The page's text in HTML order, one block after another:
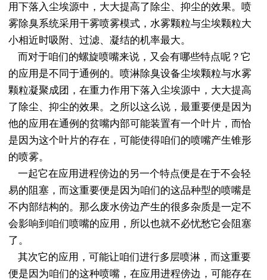
用下落入尘埃源中，大大提高了除尘、抑尘的效果。喷
雾除臭系统采用干雾喷雾模式，水雾颗粒与尘埃颗粒大
小相近时吸附、过滤、凝结的机率最大。
而对于咱们的螺旋喷嘴来说，又会有哪些特点呢？它
的应用是不同于通例的。喷淋除臭设备尘埃颗粒与水雾
颗粒凝聚成团，在重力作用下落入尘埃源中，大大提高
了除尘、抑尘的效果。之所以这么说，最重要便是因为
他的应用在通例的贫嘴内部可能装置有一个叶片，而恰
是因为这个叶片的存在，可能使得咱们的喷嘴产生锥形
的喷雾。
一起它在应用进程傍边的另一个特点便是在于不会轻
易的阻塞，而这重要便是因为咱们的这品种型的喷嘴是
不内部结构的。那么废水傍边产生的很多杂质是一定不
会影响到咱们喷嘴的应用，所以也就不必忧愁它会阻塞
了。
其次它的应用，可能让咱们进行多层喷淋，而这重要
便是因为咱们的这种喷嘴，在应用进程傍边，可能存在